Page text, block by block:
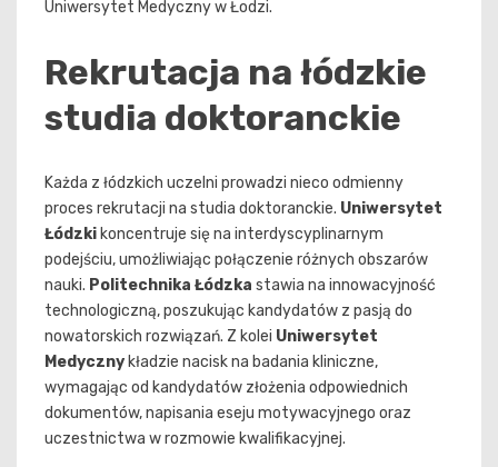
Uniwersytet Medyczny w Łodzi.
Rekrutacja na łódzkie
studia doktoranckie
Każda z łódzkich uczelni prowadzi nieco odmienny
proces rekrutacji na studia doktoranckie. Uniwersytet
Łódzki koncentruje się na interdyscyplinarnym
podejściu, umożliwiając połączenie różnych obszarów
nauki. Politechnika Łódzka stawia na innowacyjność
technologiczną, poszukując kandydatów z pasją do
nowatorskich rozwiązań. Z kolei Uniwersytet
Medyczny kładzie nacisk na badania kliniczne,
wymagając od kandydatów złożenia odpowiednich
dokumentów, napisania eseju motywacyjnego oraz
uczestnictwa w rozmowie kwalifikacyjnej.